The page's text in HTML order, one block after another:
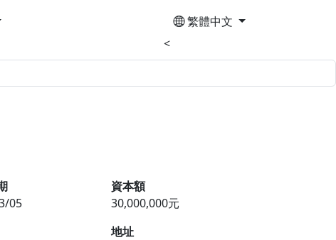
繁體中文
<
05
資本額
30,000,000元
地址